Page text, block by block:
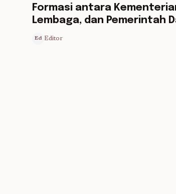
Formasi antara
Lembaga, dan Pemerintah
Ed Editor